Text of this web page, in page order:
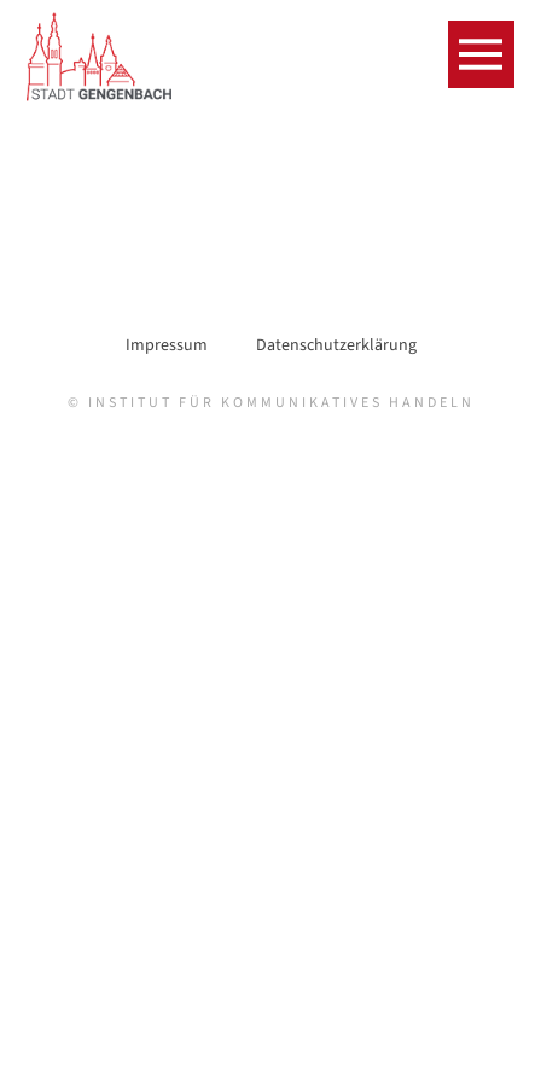
Impressum Datenschutzerklärung
© INSTITUT FÜR KOMMUNIKATIVES HANDELN